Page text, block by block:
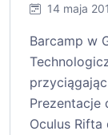
14 maja
Barcamp w
Prezentacje
Oculus